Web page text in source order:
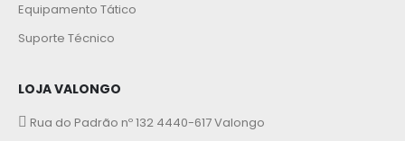
Equipamento Tático
Suporte Técnico
LOJA VALONGO
Rua do Padrão nº 132 4440-617 Valongo